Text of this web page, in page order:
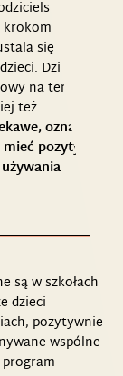
w
się zasady
Dzięki
na temat
też
oznacza
pozytywny
są w szkołach
dzieci
pozytywnie
wspólne